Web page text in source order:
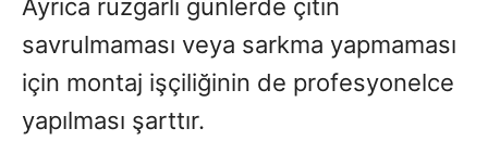
Ayrıca rüzgarlı günlerde çitin
savrulmaması veya sarkma yapmaması
için montaj işçiliğinin de profesyonelce
yapılması şarttır.